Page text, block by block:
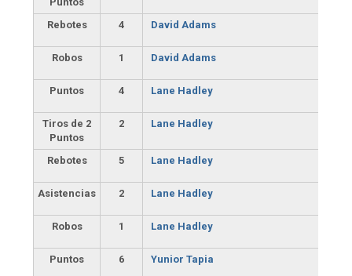
Rebotes
4 David Adams
Robos 1 David Adams
Puntos 4 Lane Hadley
Tiros de 2
Puntos
2 Lane Hadley
Rebotes 5 Lane Hadley
Asistencias 2 Lane Hadley
Robos 1 Lane Hadley
Puntos 6 Yunior Tapia